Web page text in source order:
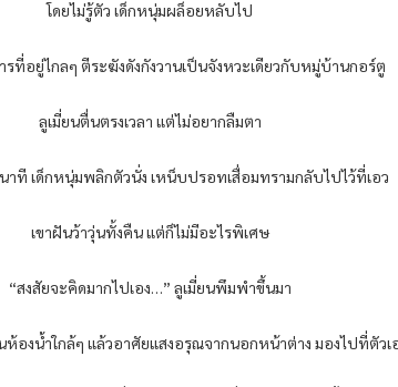
โดยไม่รู้ตัว เด็กหนุ่มผล็อยหลับไป
รที่อยู่ไกลๆ ตีระฆังดังกังวานเป็นจังหวะเดียวกับหมู่บ้านกอร์ตู
ลูเมี่ยนตื่นตรงเวลา แต่ไม่อยากลืมตา
าที เด็กหนุ่มพลิกตัวนั่ง เหน็บปรอทเสื่อมทรามกลับไปไว้ที่เอว
เขาฝันว้าวุ่นทั้งคืน แต่ก็ไม่มีอะไรพิเศษ
“สงสัยจะคิดมากไปเอง…” ลูเมี่ยนพึมพำขึ้นมา
ห้องน้ำใกล้ๆ แล้วอาศัยแสงอรุณจากนอกหน้าต่าง มองไปที่ตัวเอ